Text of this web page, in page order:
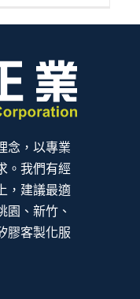
念，以專業
。我們有經
，建議最適
園、新竹、
膠客製化服